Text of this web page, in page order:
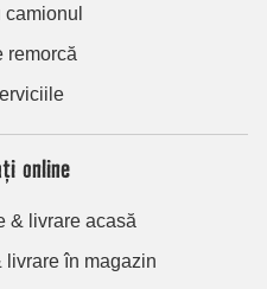
camionul
remorcă
online
& livrare acasă
livrare în magazin